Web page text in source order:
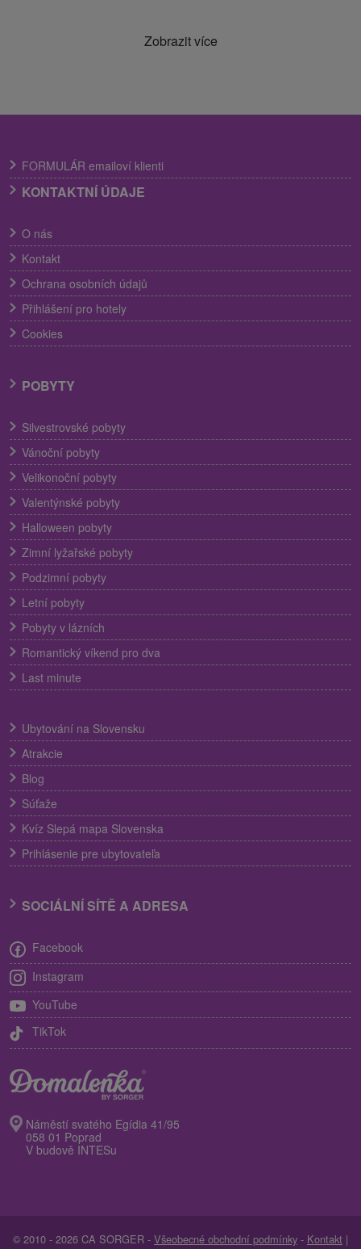
Zobrazit více
FORMULÁR emailoví klienti
KONTAKTNÍ ÚDAJE
O nás
Kontakt
Ochrana osobních údajů
Přihlášení pro hotely
Cookies
POBYTY
Silvestrovské pobyty
Vánoční pobyty
Velikonoční pobyty
Valentýnské pobyty
Halloween pobyty
Zimní lyžařské pobyty
Podzimní pobyty
Letní pobyty
Pobyty v lázních
Romantický víkend pro dva
Last minute
Ubytování na Slovensku
Atrakcie
Blog
Súťaže
Kvíz Slepá mapa Slovenska
Prihlásenie pre ubytovateľa
SOCIÁLNÍ SÍTĚ A ADRESA
Facebook
Instagram
YouTube
TikTok
Náměstí svatého Egídia 41/95
058 01 Poprad
V budově INTESu
© 2010 - 2026 CA SORGER - Všeobecné obchodní podmínky - Kontakt |